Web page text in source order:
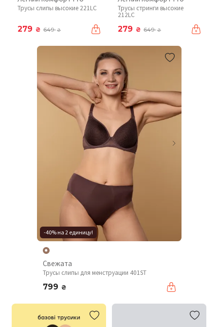
Трусы слипы высокие 221LC
279 ₴ 649₴
Трусы стринги высокие
212LC
279 ₴ 649₴
-40% на 2 единицу!
Свежата
Трусы слипы для менструации 401ST
799 ₴